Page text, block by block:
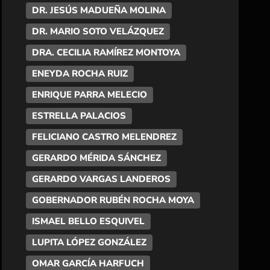
DR. JESÚS MADUEÑA MOLINA
DR. MARIO SOTO VELÁZQUEZ
DRA. CECILIA RAMÍREZ MONTOYA
ENEYDA ROCHA RUIZ
ENRIQUE PARRA MELECIO
ESTRELLA PALACIOS
FELICIANO CASTRO MELENDREZ
GERARDO MÉRIDA SÁNCHEZ
GERARDO VARGAS LANDEROS
GOBERNADOR RUBÉN ROCHA MOYA
ISMAEL BELLO ESQUIVEL
LUPITA LÓPEZ GONZÁLEZ
OMAR GARCÍA HARFUCH